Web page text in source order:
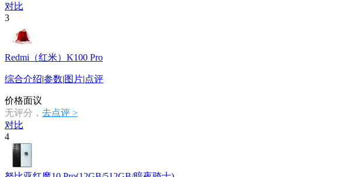
对比
3
Redmi（红米）K100 Pro
综合介绍|参数|图片|点评
价格面议
无评分， 去点评 >
对比
4